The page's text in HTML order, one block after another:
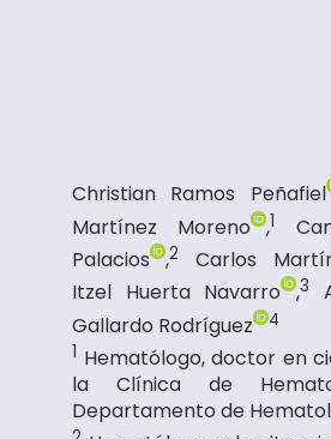
Christian Ramos Peñafiel
Martínez Moreno ,1
Palacios
,2 Carlos
Itzel Huerta Navarro ,3
Gallardo Rodríguez
4
1 Hematólogo, doctor en
la Clínica de Hemato-
Departamento de